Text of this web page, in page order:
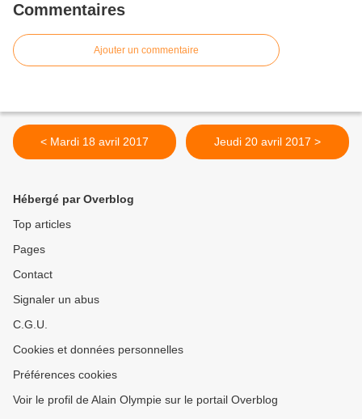
Commentaires
Ajouter un commentaire
< Mardi 18 avril 2017 Jeudi 20 avril 2017 >
Hébergé par Overblog
Top articles
Pages
Contact
Signaler un abus
C.G.U.
Cookies et données personnelles
Préférences cookies
Voir le profil de Alain Olympie sur le portail Overblog